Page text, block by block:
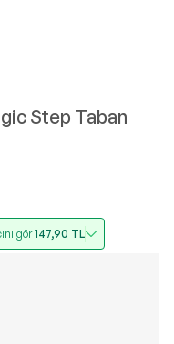
Step Taban
gör147,90 TL